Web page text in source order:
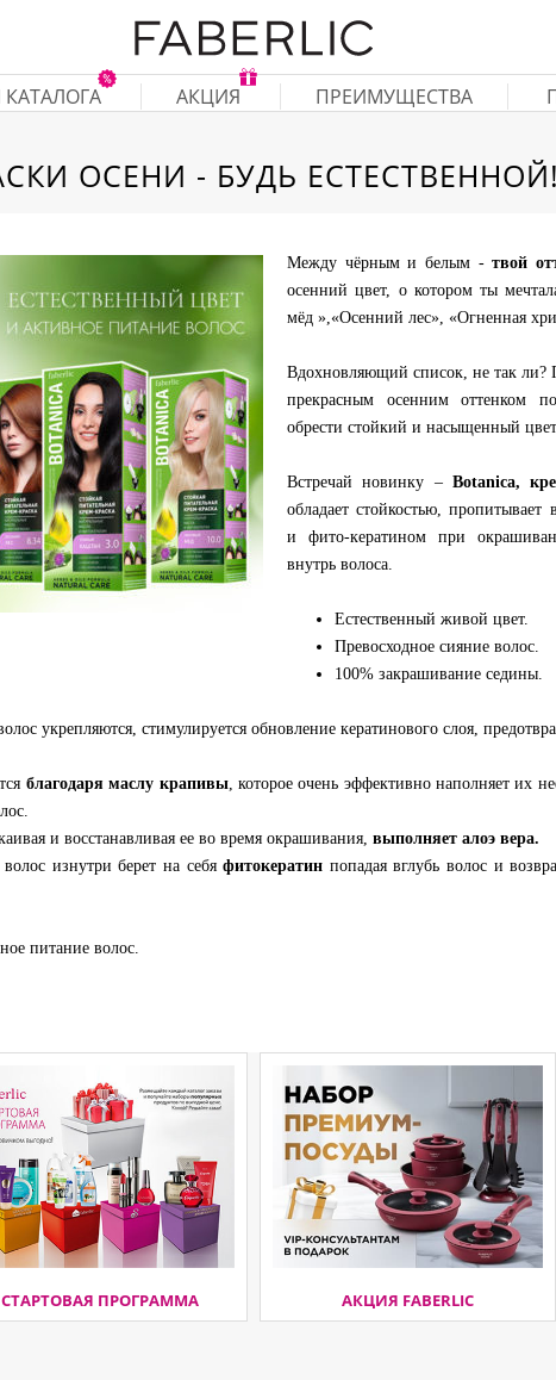
АКЦИЯ ПРЕИМУЩЕСТВА
ОСЕНИ - БУДЬ ЕСТЕСТВЕННОЙ!
Между чёрным и белым -твой
осенний цвет, о котором ты
мёд »,«Осенний лес», «Огненная
Вдохновляющий список, не так ли?
прекрасным осенним оттенком
обрести стойкий и насыщенный
Встречай новинку – Botanica,
обладает стойкостью,
и фито-кератином при
внутрь волоса.
Естественный живой цвет.
Превосходное сияние волос.
100% закрашивание седины.
укрепляются, стимулируется обновление кератинового слоя,
благодаря маслу крапивы, которое очень эффективно наполняет их
и восстанавливая ее во время окрашивания, выполняет алоэ вера.
изнутри берет на себяфитокератин попадая вглубь волос и
питание волос.
СТАРТОВАЯ ПРОГРАММА АКЦИЯ FABERLIC